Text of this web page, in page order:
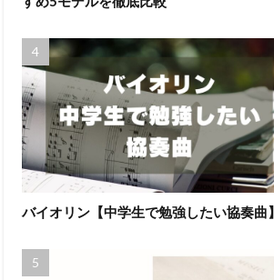
バイオリン【中学生で勉強したい協奏曲】